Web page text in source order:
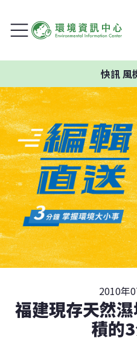
快訊風機
2010年
福建現存天然
積的